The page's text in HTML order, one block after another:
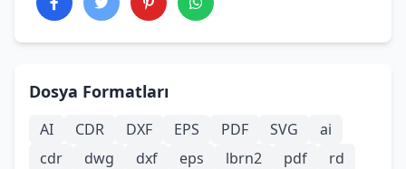
Dosya Formatları
AI CDR DXF EPS PDF SVG
ai
cdr
dwg dxf eps lbrn2 pdf
rd